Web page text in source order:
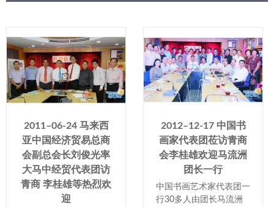
2011–06-24 马来西
亚中国经济贸易总商
会副总会长刘俊光率
大马中经贸代表团访
青商 李桂雄等热烈欢
迎
2012–12-17 中国书
画家代表团莅访青商
会李桂雄欢迎马流洲
团长一行
中国书画艺术家代表团一
行30多人由团长马流洲